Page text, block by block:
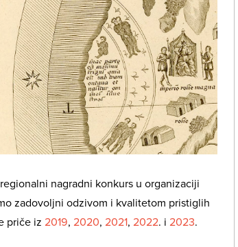
nagradni konkurs u organizaciji
zadovoljni odzivom i kvalitetom pristiglih
priče iz 2019, 2020, 2021, 2022. i 2023.